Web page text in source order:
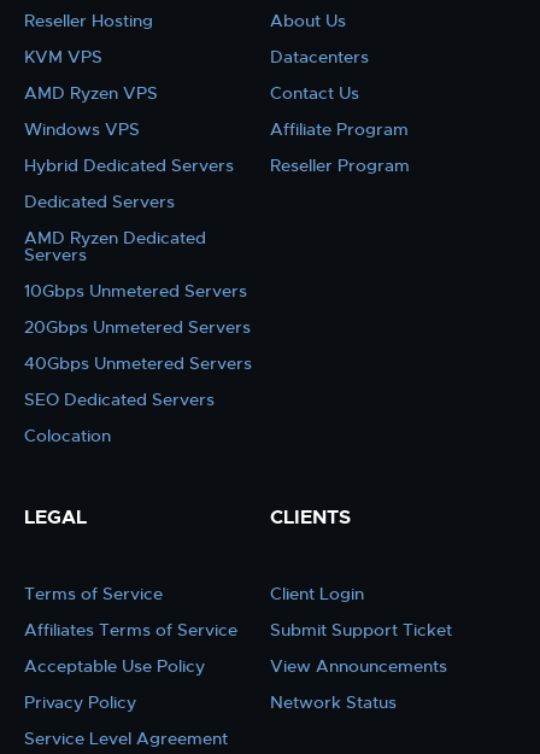
Reseller Hosting
KVM VPS
AMD Ryzen VPS
Windows VPS
Hybrid Dedicated Servers
Dedicated Servers
AMD Ryzen Dedicated
Servers
10Gbps Unmetered Servers
20Gbps Unmetered Servers
40Gbps Unmetered Servers
SEO Dedicated Servers
Colocation
About Us
Datacenters
Contact Us
Affiliate Program
Reseller Program
LEGAL
Terms of Service
Affiliates Terms of Service
Acceptable Use Policy
Privacy Policy
Service Level Agreement
CLIENTS
Client Login
Submit Support Ticket
View Announcements
Network Status